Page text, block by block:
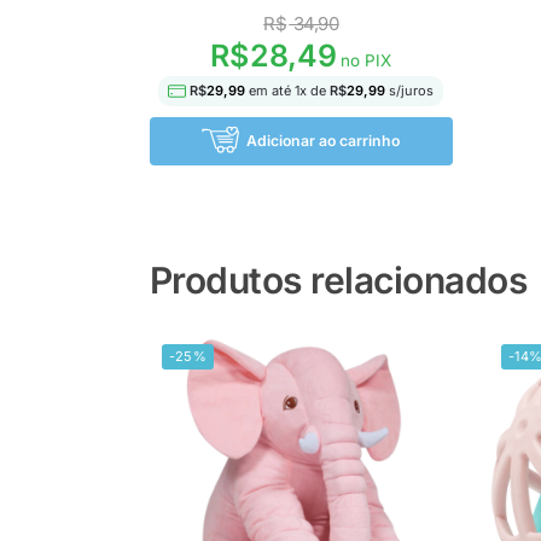
R$34,90
R$28,49 no PIX
R$29,99 em até1x deR$29,99 s/juros
Adicionar ao carrinho
Produtos relacionados
-25% -